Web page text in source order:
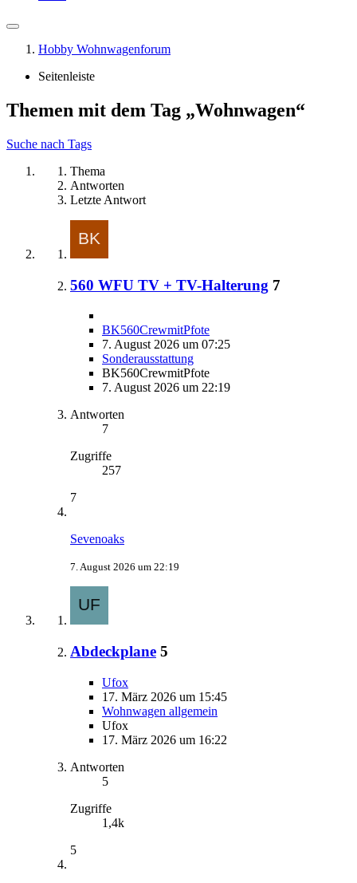
Hobby Wohnwagenforum
Seitenleiste
Themen mit dem Tag „Wohnwagen“
Suche nach Tags
Thema
Antworten
Letzte Antwort
560 WFU TV + TV-Halterung 7
BK560CrewmitPfote
7. August 2026 um 07:25
Sonderausstattung
BK560CrewmitPfote
7. August 2026 um 22:19
Antworten
7
Zugriffe
257
7
Sevenoaks
7. August 2026 um 22:19
Abdeckplane 5
Ufox
17. März 2026 um 15:45
Wohnwagen allgemein
Ufox
17. März 2026 um 16:22
Antworten
5
Zugriffe
1,4k
5